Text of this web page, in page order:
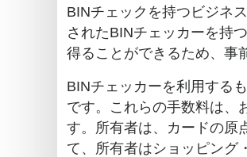
BINチェックを持つビジネ
されたBINチェッカーを持
得ることができるため、事
BINチェッカーを利用する
です。これらの手数料は、
す。所有者は、カードの原
て、所有者はショッピング